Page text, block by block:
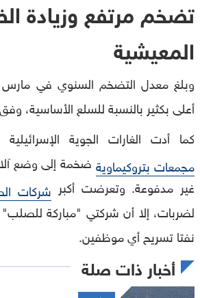
تضخم مرتفع وزيادة
المعيشية
أعلى بكثير بالنسبة للسلع الأساسية،
كما أدت الغارات الجوية
مجمعات بتروكيماويةضخمة إلى وضع
غير مدفوعة. وتعرضت أكبر شركات
لضربات، إلا أن شركتي "مباركة
نفتا تسريح أي موظفين.
أخبار ذات صلة